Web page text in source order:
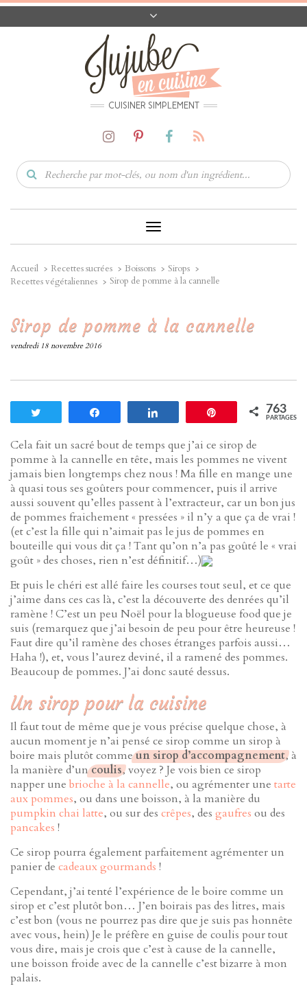
CONTACT
CODES PROMO
MATÉRIEL
CUISINER SIMPLEMENT
Toggle
Navigation
Accueil Recettes sucrées Boissons
Sirops
Recettes végétaliennes
Sirop de pomme à la cannelle
Sirop de pomme à la cannelle
vendredi 18 novembre 2016
Enregistrer763
PARTAGES
Cela fait un sacré bout de temps que j’ai ce sirop de
pomme à la cannelle en tête, mais les pommes ne vivent
jamais bien longtemps chez nous ! Ma fille en mange une
à quasi tous ses goûters pour commencer, puis il arrive
aussi souvent qu’elles passent à l’extracteur, car un bon jus
de pommes fraichement « pressées » il n’y a que ça de vrai !
(et c’est la fille qui n’aimait pas le jus de pommes en
bouteille qui vous dit ça ! Tant qu’on n’a pas goûté le « vrai
goût » des choses, rien n’est définitif…)
Et puis le chéri est allé faire les courses tout seul, et ce que
j’aime dans ces cas là, c’est la découverte des denrées qu’il
ramène ! C’est un peu Noël pour la blogueuse food que je
suis (remarquez que j’ai besoin de peu pour être heureuse !
Faut dire qu’il ramène des choses étranges parfois aussi…
Haha !), et, vous l’aurez deviné, il a ramené des pommes.
Beaucoup de pommes. J’ai donc sauté dessus.
Un sirop pour la cuisine
Il faut tout de même que je vous précise quelque chose, à
aucun moment je n’ai pensé ce sirop comme un sirop à
boire mais plutôt commeun sirop d’accompagnement, à
la manière d’uncoulis, voyez ? Je vois bien ce sirop
napper une brioche à la cannelle, ou agrémenter une tarte
aux pommes, ou dans une boisson, à la manière du
pumpkin chai latte, ou sur des crêpes, des gaufres ou des
pancakes !
Ce sirop pourra également parfaitement agrémenter un
panier de cadeaux gourmands !
Cependant, j’ai tenté l’expérience de le boire comme un
sirop et c’est plutôt bon… J’en boirais pas des litres, mais
c’est bon (vous ne pourrez pas dire que je suis pas honnête
avec vous, hein) Je le préfère en guise de coulis pour tout
vous dire, mais je crois que c’est à cause de la cannelle,
une boisson froide avec de la cannelle c’est bizarre à mon
palais.